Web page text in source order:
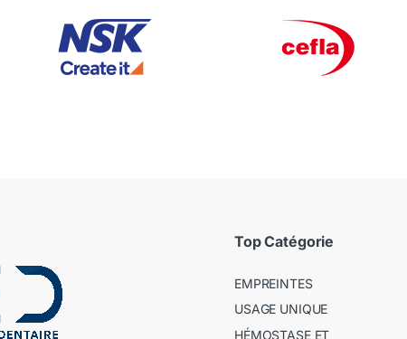
Top Catégorie
EMPREINTES
USAGE UNIQUE
HÉMOSTASE ET